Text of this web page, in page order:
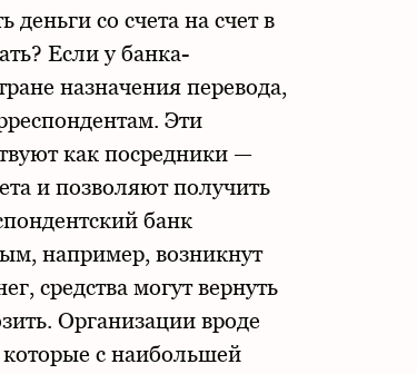
деньги со счета на счет в
Если у банка-
назначения перевода,
Эти
как посредники —
и позволяют получить
банк
например, возникнут
средства могут вернуть
Организации вроде
с наибольшей